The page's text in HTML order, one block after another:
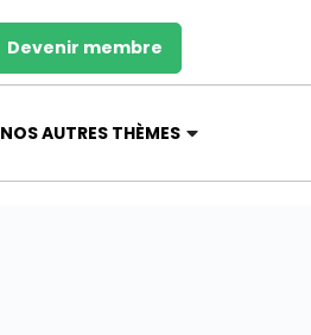
Devenir membre
NOS AUTRES THÈMES